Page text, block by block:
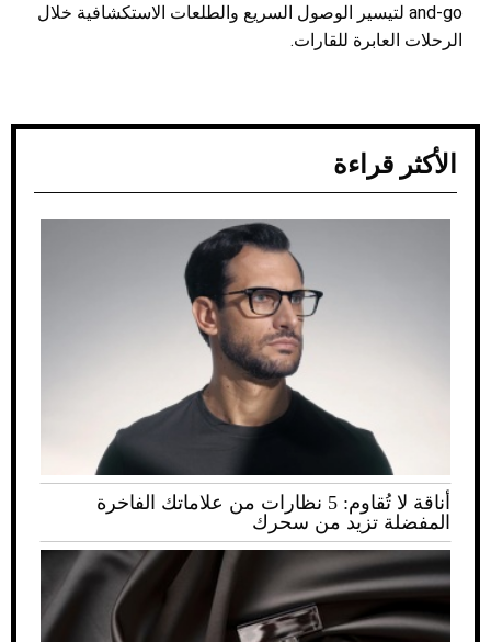
and-go لتيسير الوصول السريع والطلعات الاستكشافية خلال
الرحلات العابرة للقارات.
الأكثر قراءة
أناقة لا تُقاوم: 5 نظارات من علاماتك الفاخرة
المفضلة تزيد من سحرك